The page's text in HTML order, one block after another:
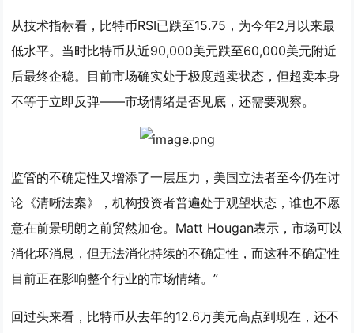
从技术指标看，比特币RSI已跌至15.75，为今年2月以来最
低水平。当时比特币从近90,000美元跌至60,000美元附近
后最终企稳。目前市场确实处于极度超卖状态，但超卖本身
不等于立即反弹——市场情绪是否见底，还需要观察。
监管的不确定性又增添了一层压力，美国立法者至今仍在讨
论《清晰法案》，机构投资者普遍处于观望状态，谁也不愿
意在前景明朗之前贸然加仓。Matt Hougan表示，市场可以
消化坏消息，但无法消化持续的不确定性，而这种不确定性
目前正在影响整个行业的市场情绪。”
回过头来看，比特币从去年的12.6万美元高点到现在，还不